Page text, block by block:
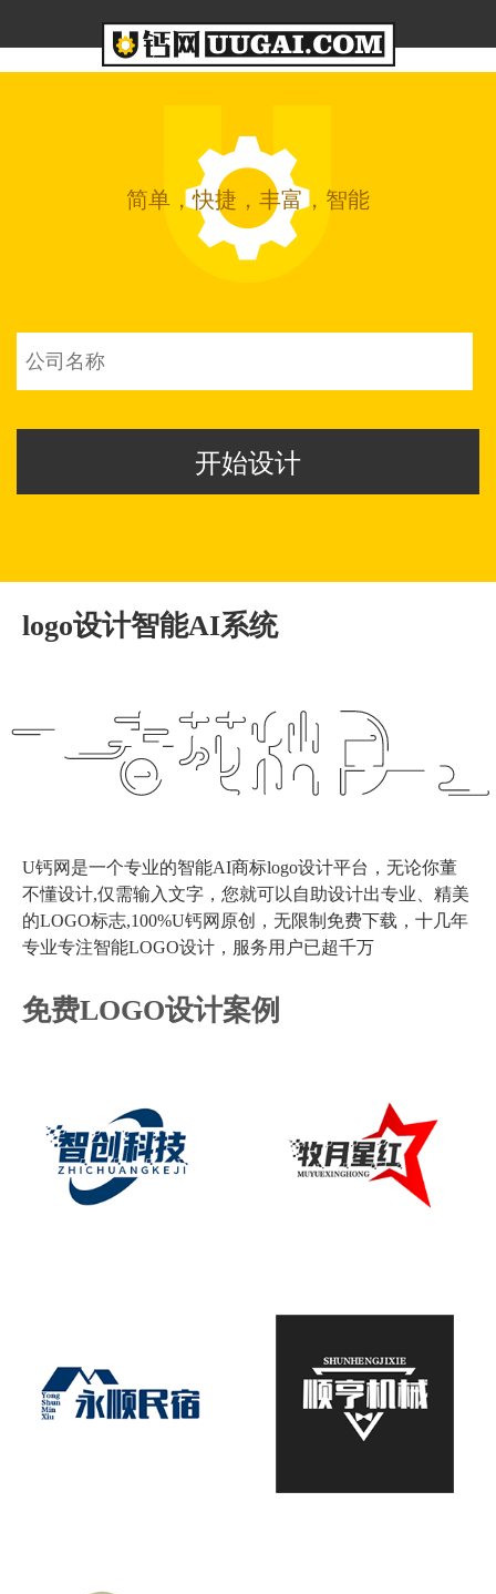
简单，快捷，丰富，智能
logo设计智能AI系统
U钙网是一个专业的智能AI商标logo设计平台，无论你董
不懂设计,仅需输入文字，您就可以自助设计出专业、精美
的LOGO标志,100%U钙网原创，无限制免费下载，十几年
专业专注智能LOGO设计，服务用户已超千万
免费LOGO设计案例